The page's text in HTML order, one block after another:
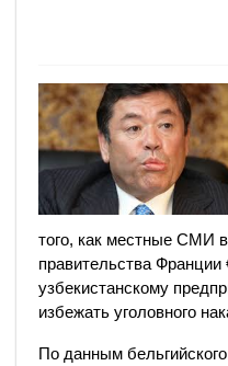
того, как местные СМИ
правительства Франции
узбекистанскому
избежать уголовного
По данным